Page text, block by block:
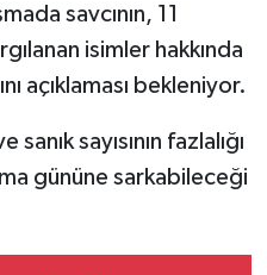
savcının, 11
isimler hakkında
açıklaması bekleniyor.
sayısının fazlalığı
gününe sarkabileceği